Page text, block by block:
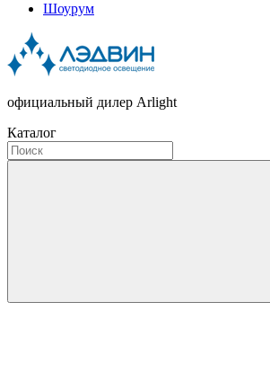
Шоурум
официальный дилер Arlight
Каталог